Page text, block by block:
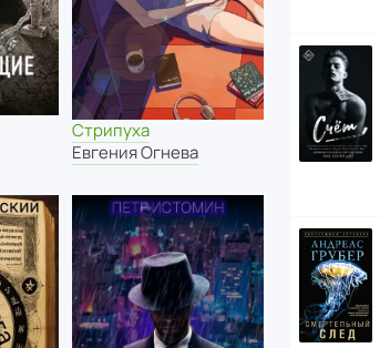
Стрипуха
Евгения Огнева